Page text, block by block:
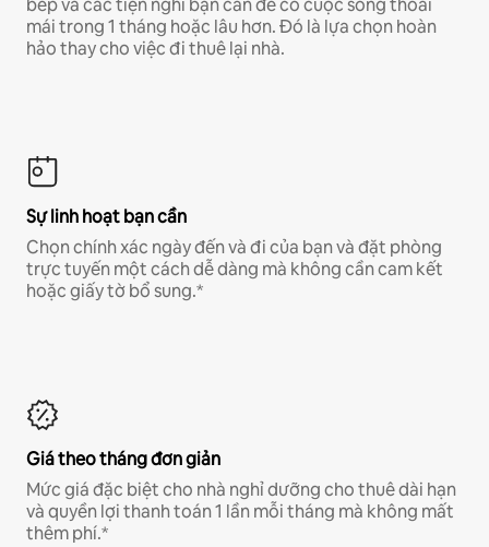
bếp và các tiện nghi bạn cần để có cuộc sống thoải
mái trong 1 tháng hoặc lâu hơn. Đó là lựa chọn hoàn
hảo thay cho việc đi thuê lại nhà.
Sự linh hoạt bạn cần
Chọn chính xác ngày đến và đi của bạn và đặt phòng
trực tuyến một cách dễ dàng mà không cần cam kết
hoặc giấy tờ bổ sung.*
Giá theo tháng đơn giản
Mức giá đặc biệt cho nhà nghỉ dưỡng cho thuê dài hạn
và quyền lợi thanh toán 1 lần mỗi tháng mà không mất
thêm phí.*